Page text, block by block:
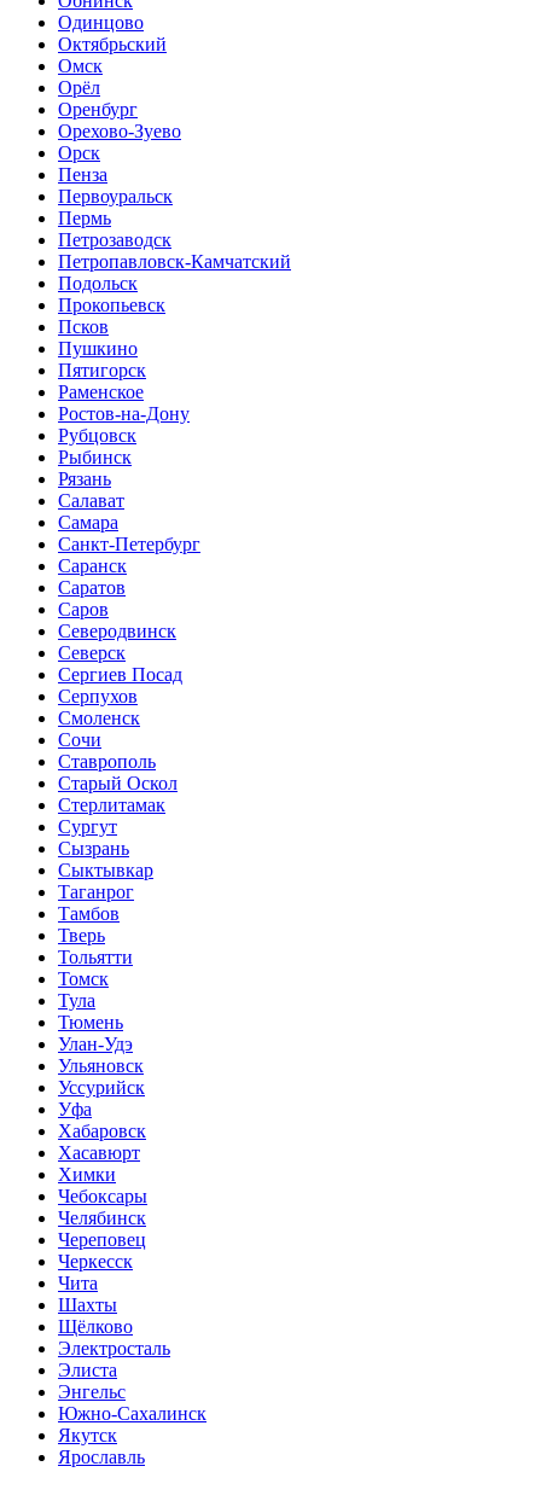
Одинцово
Октябрьский
Омск
Орёл
Оренбург
Орехово-Зуево
Орск
Пенза
Первоуральск
Пермь
Петрозаводск
Петропавловск-Камчатский
Подольск
Прокопьевск
Псков
Пушкино
Пятигорск
Раменское
Ростов-на-Дону
Рубцовск
Рыбинск
Рязань
Салават
Самара
Санкт-Петербург
Саранск
Саратов
Саров
Северодвинск
Северск
Сергиев Посад
Серпухов
Смоленск
Сочи
Ставрополь
Старый Оскол
Стерлитамак
Сургут
Сызрань
Сыктывкар
Таганрог
Тамбов
Тверь
Тольятти
Томск
Тула
Тюмень
Улан-Удэ
Ульяновск
Уссурийск
Уфа
Хабаровск
Хасавюрт
Химки
Чебоксары
Челябинск
Череповец
Черкесск
Чита
Шахты
Щёлково
Электросталь
Элиста
Энгельс
Южно-Сахалинск
Якутск
Ярославль